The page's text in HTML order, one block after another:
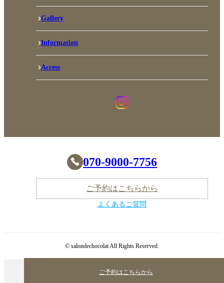
Gallery
Information
Access
070-9000-7756
ご予約はこちらから
よくあるご質問
© salondechocolat All Rights Reserved.
ご予約はこちらから